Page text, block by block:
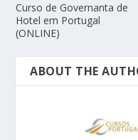
Curso de Governanta de
Hotel em Portugal
(ONLINE)
ABOUT THE